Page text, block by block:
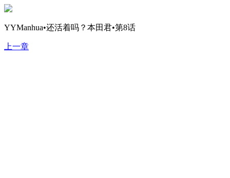
YYManhua•还活着吗？本田君•第8话
上一章